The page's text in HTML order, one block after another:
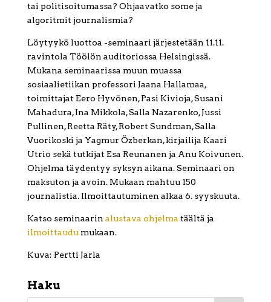
tai politisoitumassa? Ohjaavatko some ja
algoritmit journalismia?
Löytyykö luottoa -seminaari järjestetään 11.11.
ravintola Töölön auditoriossa Helsingissä.
Mukana seminaarissa muun muassa
sosiaalietiikan professori Jaana Hallamaa,
toimittajat Eero Hyvönen, Pasi Kivioja, Susani
Mahadura, Ina Mikkola, Salla Nazarenko, Jussi
Pullinen, Reetta Räty, Robert Sundman, Salla
Vuorikoski ja Yagmur Özberkan, kirjailija Kaari
Utrio sekä tutkijat Esa Reunanen ja Anu Koivunen.
Ohjelma täydentyy syksyn aikana. Seminaari on
maksuton ja avoin. Mukaan mahtuu 150
journalistia. Ilmoittautuminen alkaa 6. syyskuuta.
Katso seminaarin alustava ohjelma täältä ja
ilmoittaudu mukaan.
Kuva: Pertti Jarla
Haku